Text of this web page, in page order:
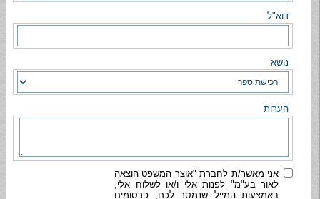
דוא"ל
נושא
הערות
אני מאשר/ת לחברת "אוצר המשפט הוצאה
לאור בע"מ" לפנות אלי ו/או לשלוח אלי,
באמצעות המייל שנמסר לכם, פרסומים